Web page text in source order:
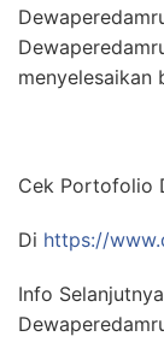
menyelesaikan
Cek Portofolio
Di https://
Info